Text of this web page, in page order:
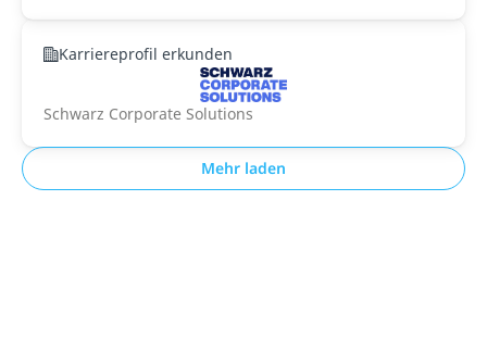
Karriereprofil erkunden
Schwarz Corporate Solutions
Mehr laden